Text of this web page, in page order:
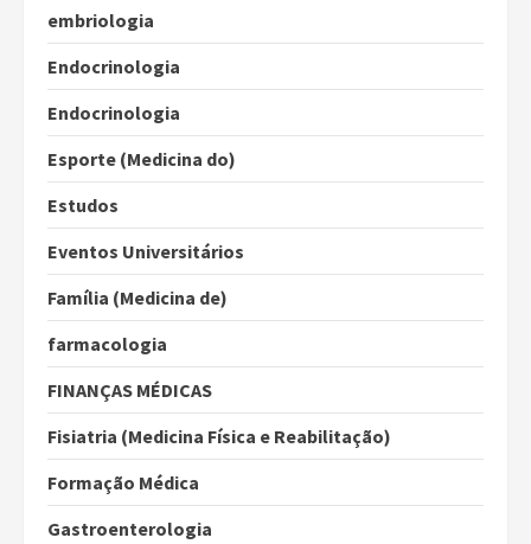
embriologia
Endocrinologia
Endocrinologia
Esporte (Medicina do)
Estudos
Eventos Universitários
Família (Medicina de)
farmacologia
FINANÇAS MÉDICAS
Fisiatria (Medicina Física e Reabilitação)
Formação Médica
Gastroenterologia